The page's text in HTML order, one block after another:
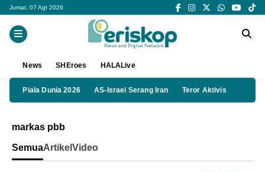
Jumat, 07 Agt 2026
News SHEroes HALALive
Piala Dunia 2026 AS-Israel Serang Iran Teror Aktivis
markas pbb
SemuaArtikel Video